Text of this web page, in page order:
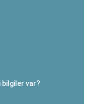
bilgiler var?